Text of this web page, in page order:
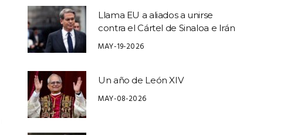
Llama EU a aliados a unirse
contra el Cártel de Sinaloa e Irán
MAY-19-2026
Un año de León XIV
MAY-08-2026